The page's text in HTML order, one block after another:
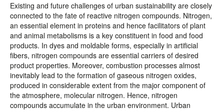
Existing and future challenges of urban sustainability are closely
connected to the fate of reactive nitrogen compounds. Nitrogen,
an essential element in proteins and hence facilitators of plant
and animal metabolisms is a key constituent in food and food
products. In dyes and moldable forms, especially in artificial
fibers, nitrogen compounds are essential carriers of desired
product properties. Moreover, combustion processes almost
inevitably lead to the formation of gaseous nitrogen oxides,
produced in considerable extent from the major component of
the atmosphere, molecular nitrogen. Hence, nitrogen
compounds accumulate in the urban environment. Urban